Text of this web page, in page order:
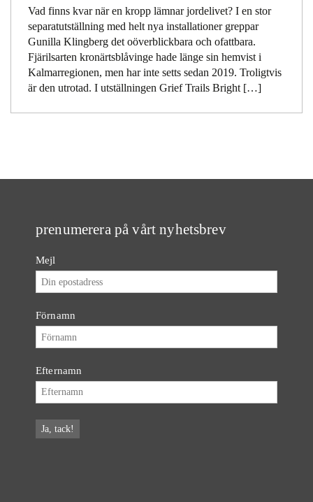
Vad finns kvar när en kropp lämnar jordelivet? I en stor
separatutställning med helt nya installationer greppar
Gunilla Klingberg det oöverblickbara och ofattbara.
Fjärilsarten kronärtsblåvinge hade länge sin hemvist i
Kalmarregionen, men har inte setts sedan 2019. Troligtvis
är den utrotad. I utställningen Grief Trails Bright […]
prenumerera på vårt nyhetsbrev
Mejl
Förnamn
Efternamn